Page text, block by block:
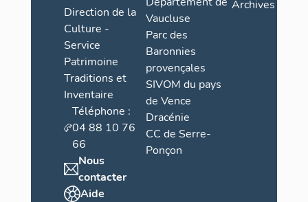
Direction de la
Culture -
Service
Patrimoine
Traditions et
Inventaire
Téléphone :
04 88 10 76
66
Nous
contacter
Aide
Vaucluse
Parc des
Baronnies
provençales
SIVOM du pays
de Vence
Dracénie
CC de Serre-
Ponçon
Archives